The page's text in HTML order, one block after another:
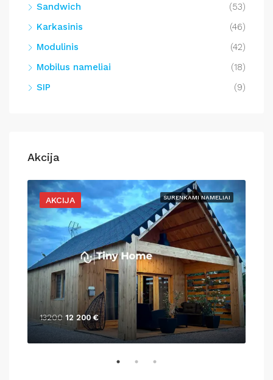
Sandwich
(53)
Karkasinis
(46)
Modulinis
(42)
Mobilus nameliai
(18)
SIP
(9)
Akcija
SURENKAMI NAMELIAI
AKCIJA
13200 12 200 €